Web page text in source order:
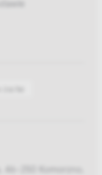
46-250 Komorzno,